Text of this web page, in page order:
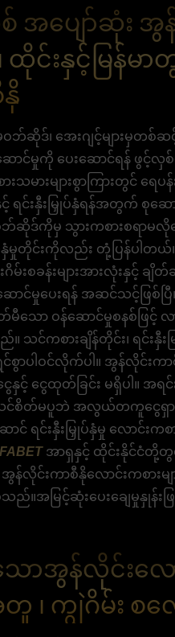
ပျော်ဆုံး အွ
ထိုင်းနှင့်မြန်
မဝဘ်ဆိုဒ်၊ အေးဂျင့်များ
ောင်မှုကို ပေးဆောင်ရန် ဖွင့်
မားများစွာကြားတွင် ရေပန်
ရင်းနှီးမြှုပ်နှံရန်အတွက် စုဆော
ဆိုဒ်ကိုမှ သွားကစားစရာမလို
မှုတိုင်းကိုလည်း တုံ့ပြန်ပါတယ်။
ဂိမ်းစခန်းများအားလုံး
ောင်မှုပေးရန် အဆင်သင့်ဖြ
သော ဝန်ဆောင်မှုစနစ်ဖြင့် လ
သင်ကစားချိန်တိုင်း၊ ရင်းနှီး
ျော်ရွှင်စွာပါဝင်လိုက်ပါ။ အွ
ငွေထုတ်ခြင်း မရှိပါ။ အရင်း
စိတ်မပူဘဲ အလွယ်တကူငွေရှာနို
ာင် ရင်းနှီးမြှုပ်နှံမှု လောင်း
အာရှနှင့် ထိုင်းနိုင်ငံတို့တွ
အွန်လိုင်းကာစီနိုလောင်းကစာ
မြင့်ဆုံးပေးချေမှုနှုန်းဖြ
ာအွန်လိုင်းလော
၊ ကျွဲဂိမ်း စ